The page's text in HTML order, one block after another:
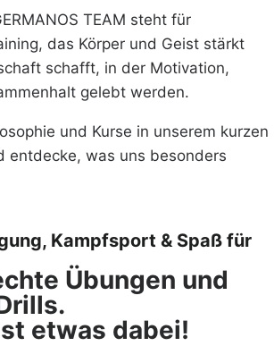
TEAM steht für
das Körper und Geist stärkt
schafft, in der Motivation,
gelebt werden.
und Kurse in unserem kurzen
entdecke, was uns besonders
Kampfsport & Spaß für
Übungen und
etwas dabei!